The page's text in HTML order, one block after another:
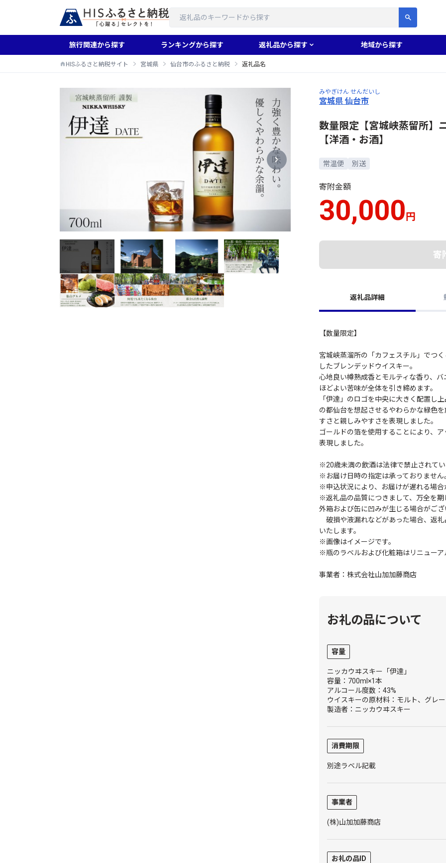
旅行関連から探す ランキングから探す 返礼品から探す 地域から探す
HISふるさと納税サイト 宮城県 仙台市のふるさと納税 返礼品名
みやぎけん せんだいし
宮城県 仙台市
数量限定【宮城峡蒸留所】
【洋酒・お酒】
常温便 別送
寄附金額
30,000円
寄
返礼品詳細
【数量限定】
宮城峡蒸溜所の「カフェスチル」でつ
したブレンデッドウイスキー。
心地良い樽熟成香とモルティな香り、
ほどよい苦味が全体を引き締めます。
「伊達」のロゴを中央に大きく配置し
の都仙台を想起させるやわらかな緑色
すさと親しみやすさを表現しました。
ゴールドの箔を使用することにより、
表現しました。
※20歳未満の飲酒は法律で禁止されて
※お届け日時の指定は承っておりません
※申込状況により、お届けが遅れる場合
※返礼品の品質につきまして、万全を
外箱および缶に凹みが生じる場合がござ
破損や液漏れなどがあった場合、返
いたします。
※画像はイメージです。
※瓶のラベルおよび化粧箱はリニュー
事業者：株式会社山加加藤商店
お礼の品について
容量
ニッカウヰスキー「伊達」
容量：700ml×1本
アルコール度数：43%
ウイスキーの原材料：モルト、グレ
製造者：ニッカウヰスキー
消費期限
別途ラベル記載
事業者
(株)山加加藤商店
お礼の品ID